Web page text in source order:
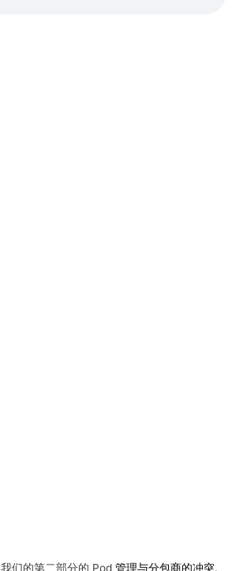
我们的第二部分的 Pod管理与分包商的冲突.